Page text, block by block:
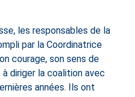
les responsables de la
par la Coordinatrice
courage, son sens de
diriger la coalition avec
années. Ils ont